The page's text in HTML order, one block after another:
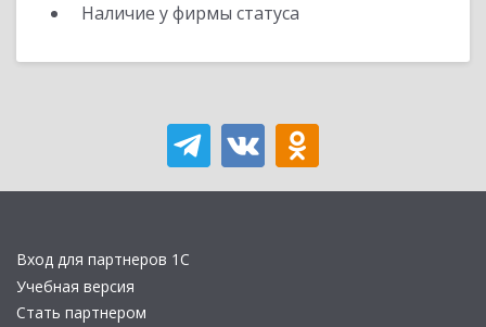
Наличие у фирмы статуса
Вход для партнеров 1С
Учебная версия
Стать партнером